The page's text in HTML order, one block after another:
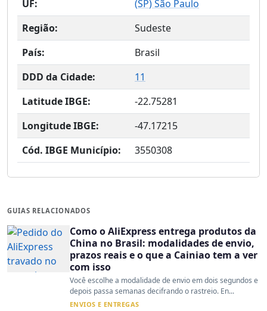
UF:
(SP) São Paulo
Região:
Sudeste
País:
Brasil
DDD da Cidade:
11
Latitude IBGE:
-22.75281
Longitude IBGE:
-47.17215
Cód. IBGE Município:
3550308
GUIAS RELACIONADOS
Como o AliExpress entrega produtos da
China no Brasil: modalidades de envio,
prazos reais e o que a Cainiao tem a ver
com isso
Você escolhe a modalidade de envio em dois segundos e
depois passa semanas decifrando o rastreio. En...
ENVIOS E ENTREGAS